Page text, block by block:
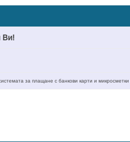
Ви!
за плащане с банкови карти и микросметки